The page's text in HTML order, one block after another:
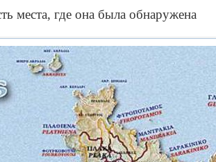
места, где она была обнаружена